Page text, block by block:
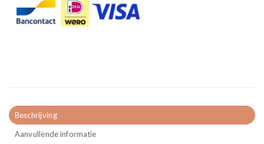
Beschrijving
Aanvullende informatie